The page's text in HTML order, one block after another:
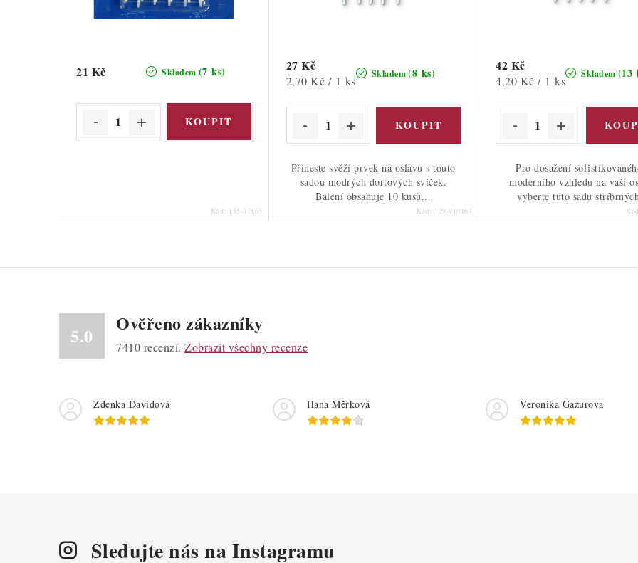
Skladem (7 ks)
21 Kč
Kód: 135-37165
Skladem(8 ks)
27 Kč
Měrná
2,70 Kč / 1 ks
Přineste svěží prvek na oslavu s touto
sadou modrých dortových svíček.
Balení obsahuje 10 kusů...
Kód: 129-910164
Skladem (13
42 Kč
Měrná
4,20 Kč / 1 ks
Pro dosažení
moderního vzhledu na vaší
vyberte tuto sadu
5.0
Ověřeno zákazníky
7410 recenzí. Zobrazit všechny recenze
Zdenka Davidová Hana Měrková Veronika Gazurova
Sledujte nás na Instagramu